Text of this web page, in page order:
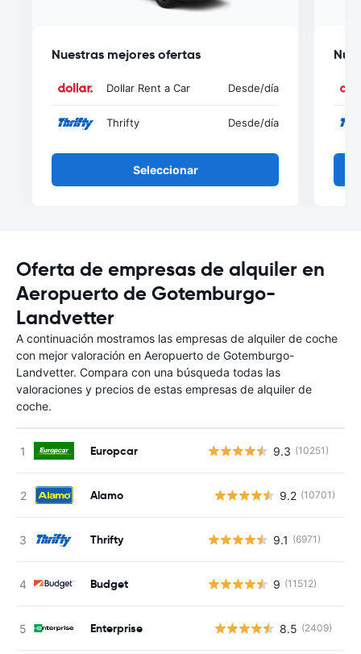
Nuestras mejores ofertas
Dollar Rent a Car Desde/día
Thrifty Desde/día
Seleccionar
Oferta de empresas de alquiler en
Aeropuerto de Gotemburgo-
Landvetter
A continuación mostramos las empresas de alquiler de coche
con mejor valoración en Aeropuerto de Gotemburgo-
Landvetter. Compara con una búsqueda todas las
valoraciones y precios de estas empresas de alquiler de
coche.
Europcar 9.3 (10251)
Alamo 9.2 (10701)
Thrifty 9.1 (6971)
Budget 9 (11512)
Enterprise 8.5 (2409)